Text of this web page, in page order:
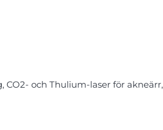
CO2- och Thulium-laser för akneärr,